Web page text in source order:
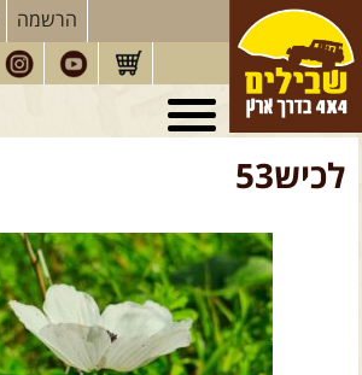
הרשמה
טיולי 4X4
בארץ
מסעותבעולם
הדרכותנהיגה
המדריכיםשלנו
חנותשבילים
לכיש53